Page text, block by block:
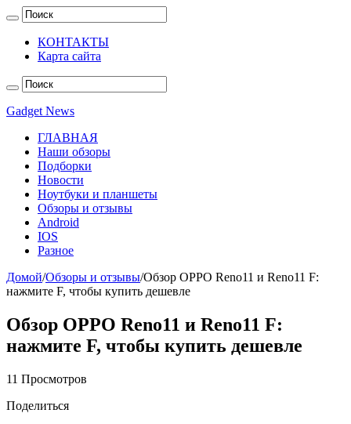
КОНТАКТЫ
Карта сайта
Gadget News
ГЛАВНАЯ
Наши обзоры
Подборки
Новости
Ноутбуки и планшеты
Обзоры и отзывы
Android
IOS
Разное
Домой/Обзоры и отзывы/Обзор OPPO Reno11 и Reno11 F:
нажмите F, чтобы купить дешевле
Обзор OPPO Reno11 и Reno11 F:
нажмите F, чтобы купить дешевле
11 Просмотров
Поделиться